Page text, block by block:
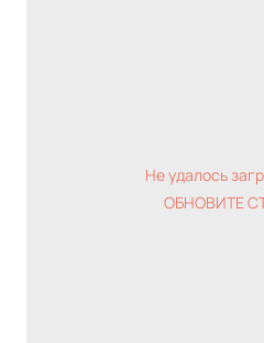
Не удалось
ОБНОВИТЕ